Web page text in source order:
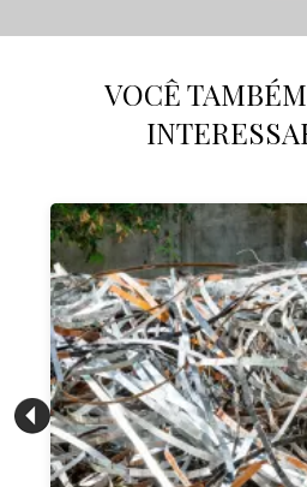
VOCÊ